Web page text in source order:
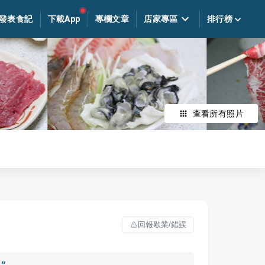
表食記 下載App 專欄文章 店家專區 排行榜
查看所有照片
回報歇業/錯誤